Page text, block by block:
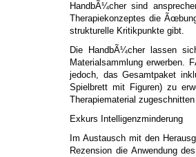
HandbÃ¼cher sind
Therapiekonzeptes die
strukturelle Kritikpunkte gibt.
Die HandbÃ¼cher lassen
Materialsammlung erwerben.
jedoch, das Gesamtpaket
Spielbrett mit Figuren) zu
Therapiematerial
Exkurs Intelligenzminderung
Im Austausch mit den
Rezension die Anwendung